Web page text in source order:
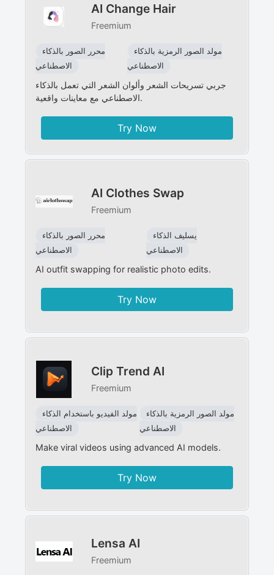
AI Change Hair
Freemium
محرر الصور بالذكاء
الاصطناعي
مولد الصور الرمزية بالذكاء
الاصطناعي
جربي تسريحات الشعر وألوان الشعر التي تعمل بالذكاء
الاصطناعي مع معاينات واقعية.
Try Now
AI Clothes Swap
Freemium
محرر الصور بالذكاء
الاصطناعي
يسليف الذكاء
الاصطناعي
AI outfit swapping for realistic photo edits.
Try Now
Clip Trend AI
Freemium
مولد الفيديو باستخدام الذكاء
الاصطناعي
مولد الصور الرمزية بالذكاء
الاصطناعي
Make viral videos using advanced AI models.
Try Now
Lensa AI
Freemium